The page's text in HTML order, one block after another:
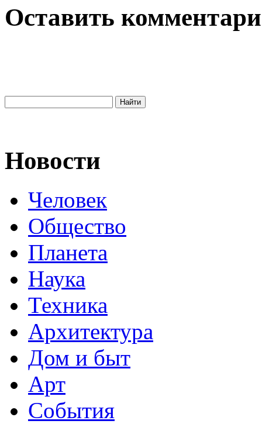
Оставить
Новости
Человек
Общество
Планета
Наука
Техника
Архитектура
Дом и быт
Арт
События